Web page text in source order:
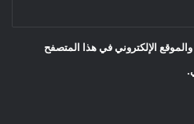
الإلكتروني في هذا المتصفح